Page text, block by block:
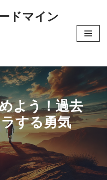
ドマイン
よう！過去
する勇気